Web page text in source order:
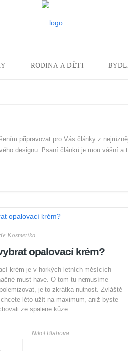
RODINA A DĚTI
připravovat pro Vás články z
designu. Psaní článků je mou vášní
Kosmetika
opalovací krém?
krém je v horkých letních měsících
must have. O tom tu nemusíme
je to zkrátka nutnost. Zvláště
léto užít na maximum, aniž byste
ze spálené kůže...
Nikol Blahova